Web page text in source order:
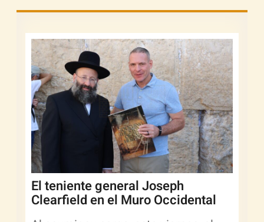
El teniente general Joseph
Clearfield en el Muro Occidental